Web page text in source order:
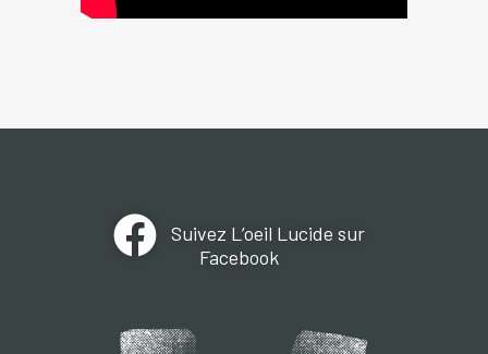
Suivez L’oeil Lucide sur
Facebook